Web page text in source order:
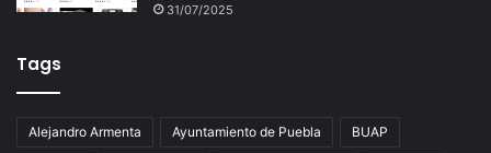
31/07/2025
Tags
Alejandro Armenta Ayuntamiento de Puebla BUAP